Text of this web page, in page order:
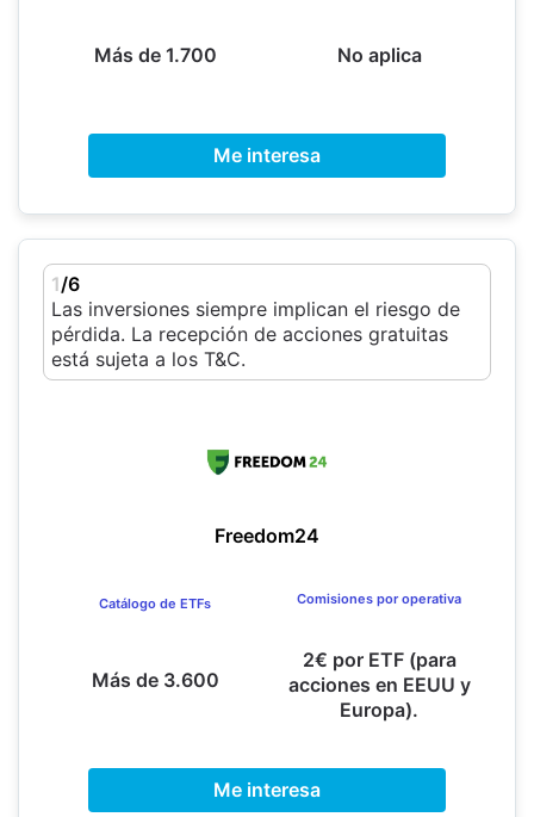
Más de 1.700 No aplica
Me interesa
1/6
Las inversiones siempre implican el riesgo de
pérdida. La recepción de acciones gratuitas
está sujeta a los T&C.
Freedom24
Catálogo de ETFs
Más de 3.600
Comisiones por operativa
2€ por ETF (para
acciones en EEUU y
Europa).
Me interesa